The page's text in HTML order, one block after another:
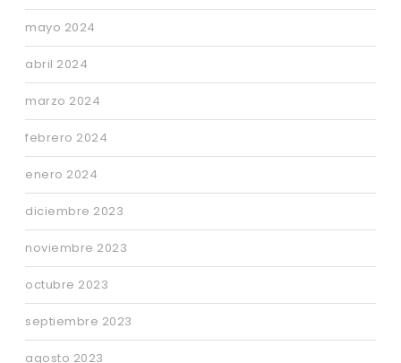
mayo 2024
abril 2024
marzo 2024
febrero 2024
enero 2024
diciembre 2023
noviembre 2023
octubre 2023
septiembre 2023
agosto 2023